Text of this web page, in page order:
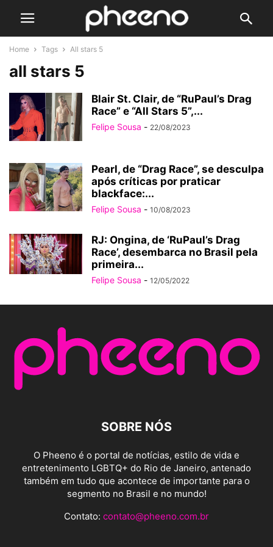
Home Tags All stars 5
all stars 5
Blair St. Clair, de “RuPaul’s Drag
Race” e “All Stars 5”,...
Felipe Sousa - 22/08/2023
Pearl, de “Drag Race”, se desculpa
após críticas por praticar
blackface:...
Felipe Sousa - 10/08/2023
RJ: Ongina, de ‘RuPaul’s Drag
Race’, desembarca no Brasil pela
primeira...
Felipe Sousa - 12/05/2022
SOBRE NÓS
O Pheeno é o portal de notícias, estilo de vida e
entretenimento LGBTQ+ do Rio de Janeiro, antenado
também em tudo que acontece de importante para o
segmento no Brasil e no mundo!
Contato: contato@pheeno.com.br